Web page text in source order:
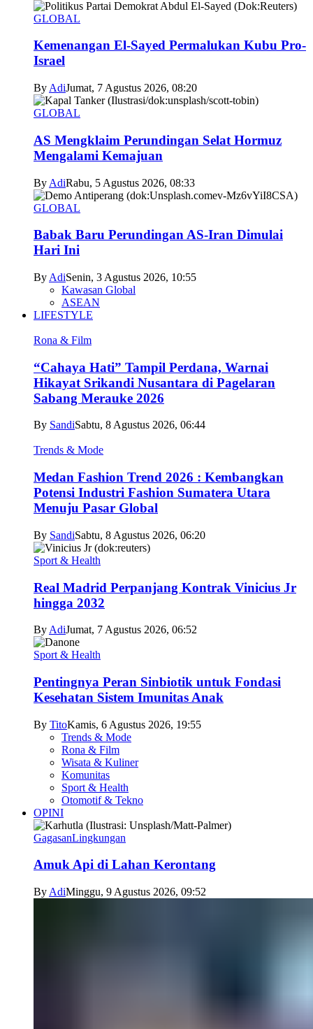
GLOBAL
Kemenangan El-Sayed Permalukan Kubu Pro-
Israel
By AdiJumat, 7 Agustus 2026, 08:20
GLOBAL
AS Mengklaim Perundingan Selat Hormuz
Mengalami Kemajuan
By AdiRabu, 5 Agustus 2026, 08:33
GLOBAL
Babak Baru Perundingan AS-Iran Dimulai
Hari Ini
By AdiSenin, 3 Agustus 2026, 10:55
Kawasan Global
ASEAN
LIFESTYLE
Rona & Film
“Cahaya Hati” Tampil Perdana, Warnai
Hikayat Srikandi Nusantara di Pagelaran
Sabang Merauke 2026
By SandiSabtu, 8 Agustus 2026, 06:44
Trends & Mode
Medan Fashion Trend 2026 : Kembangkan
Potensi Industri Fashion Sumatera Utara
Menuju Pasar Global
By SandiSabtu, 8 Agustus 2026, 06:20
Sport & Health
Real Madrid Perpanjang Kontrak Vinicius Jr
hingga 2032
By AdiJumat, 7 Agustus 2026, 06:52
Sport & Health
Pentingnya Peran Sinbiotik untuk Fondasi
Kesehatan Sistem Imunitas Anak
By TitoKamis, 6 Agustus 2026, 19:55
Trends & Mode
Rona & Film
Wisata & Kuliner
Komunitas
Sport & Health
Otomotif & Tekno
OPINI
GagasanLingkungan
Amuk Api di Lahan Kerontang
By AdiMinggu, 9 Agustus 2026, 09:52